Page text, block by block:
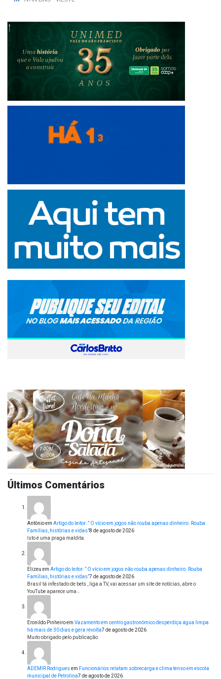
Últimos Comentários
Antônioem Artigo do leitor: ” O vício em jogos não rouba apenas dinheiro. Rouba
Famílias, histórias e vidas”8 de agosto de 2026
Isto é uma praga maldita.
Elizeu em Artigo do leitor: ” O vício em jogos não rouba apenas dinheiro. Rouba
Famílias, histórias e vidas”7 de agosto de 2026
Brasil tá infestado de bets , liga a TV, vai acessar um site de notícias, abre o
YouTube aparece uma…
Eronildo Pinheiroem Vazamento em centro gastronômico desperdiça água limpa
há mais de 30 dias e gera revolta7 de agosto de 2026
Muito obrigado pelo publicação.
ADEMIR Rodrigues em Funcionários relatam sobrecarga e clima tenso em escola
municipal de Petrolina7 de agosto de 2026